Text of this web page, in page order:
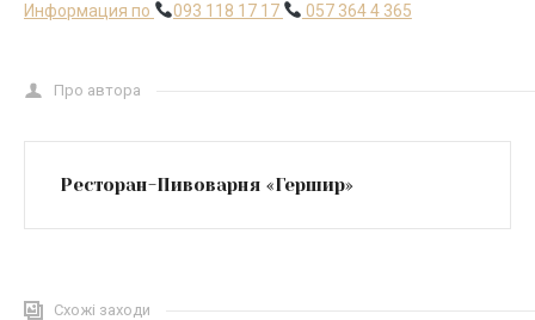
Информация по
093 118 17 17 057 364 4 365
Про автора
Ресторан-Пивоварня «Гершир»
Схожі заходи